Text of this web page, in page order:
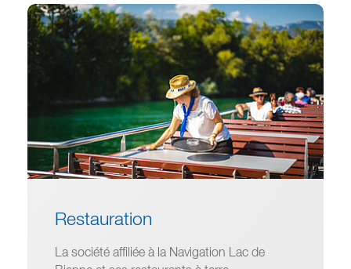
Restauration
La société affiliée à la Navigation Lac de